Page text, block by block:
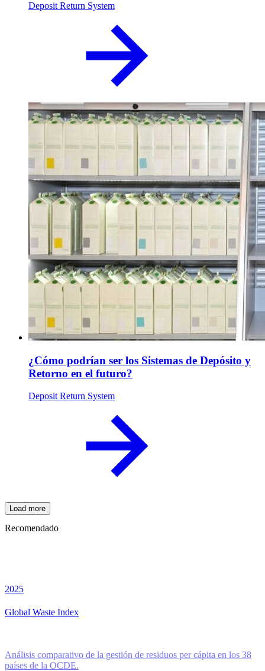
Deposit Return System
¿Cómo podrían ser los Sistemas de Depósito y
Retorno en el futuro?
Deposit Return System
Load more
Recomendado
2025
Global Waste Index
Análisis comparativo de la gestión de residuos per cápita en los 38
países de la OCDE.